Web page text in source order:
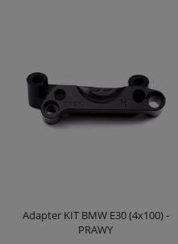
Adapter KIT BMW E30 (4x100) -
PRAWY